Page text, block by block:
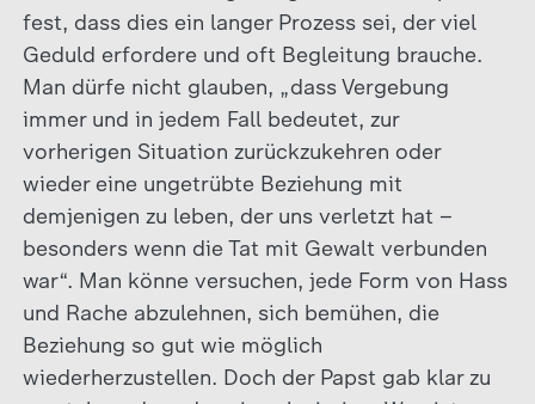
fest, dass dies ein langer Prozess sei, der viel
Geduld erfordere und oft Begleitung brauche.
Man dürfe nicht glauben, „dass Vergebung
immer und in jedem Fall bedeutet, zur
vorherigen Situation zurückzukehren oder
wieder eine ungetrübte Beziehung mit
demjenigen zu leben, der uns verletzt hat –
besonders wenn die Tat mit Gewalt verbunden
war“. Man könne versuchen, jede Form von Hass
und Rache abzulehnen, sich bemühen, die
Beziehung so gut wie möglich
wiederherzustellen. Doch der Papst gab klar zu